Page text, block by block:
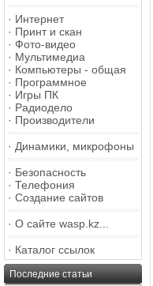
· Интернет
· Принт и скан
· Фото-видео
· Мультимедиа
· Компьютеры - общая
· Программное
· Игры ПК
· Радиодело
· Производители
· Динамики, микрофоны
· Безопасность
· Телефония
· Создание сайтов
· О сайте wasp.kz...
· Каталог ссылок
Последние статьи